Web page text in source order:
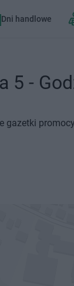
Dni handlowe
5 -
gazetki